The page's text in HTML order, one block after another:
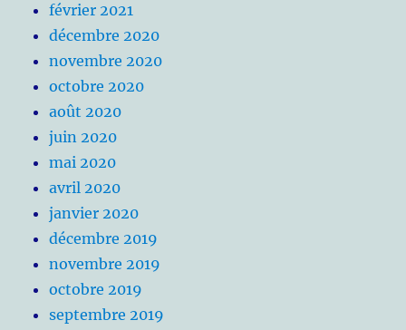
février 2021
décembre 2020
novembre 2020
octobre 2020
août 2020
juin 2020
mai 2020
avril 2020
janvier 2020
décembre 2019
novembre 2019
octobre 2019
septembre 2019